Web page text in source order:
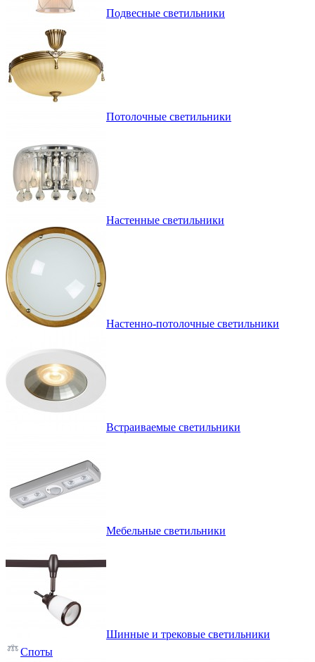
Подвесные светильники
Потолочные светильники
Настенные светильники
Настенно-потолочные светильники
Встраиваемые светильники
Мебельные светильники
Шинные и трековые светильники
Споты